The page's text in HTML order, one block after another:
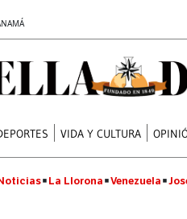
VIDA Y CULTURA
La Llorona Venezuela